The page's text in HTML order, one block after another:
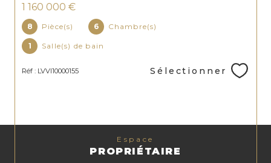
1 160 000 €
8 Pièce(s) 6 Chambre(s)
1 Salle(s) de bain
Réf : LVVI10000155 Sélectionner
Espace
PROPRIÉTAIRE